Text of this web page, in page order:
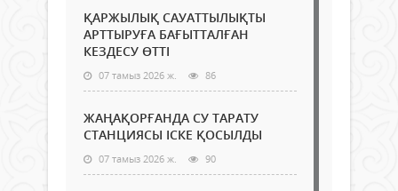
ҚАРЖЫЛЫҚ САУАТТЫЛЫҚТЫ
АРТТЫРУҒА БАҒЫТТАЛҒАН
КЕЗДЕСУ ӨТТІ
07 тамыз 2026 ж. 86
ЖАҢАҚОРҒАНДА СУ ТАРАТУ
СТАНЦИЯСЫ ІСКЕ ҚОСЫЛДЫ
07 тамыз 2026 ж. 90